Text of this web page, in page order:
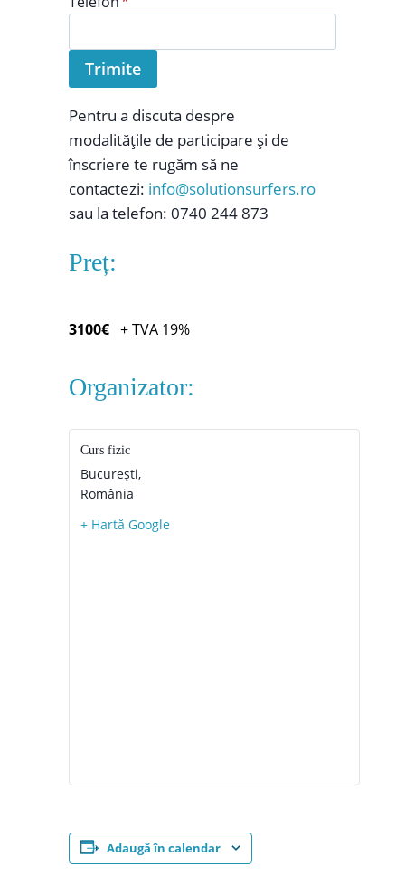
Trimite
Pentru a discuta despre
modalitățile de participare și de
înscriere te rugăm să ne
contactezi: info@solutionsurfers.ro
sau la telefon: 0740 244 873
Preț:
3100€ + TVA 19%
Organizator:
Curs fizic
București,
România
+ Hartă Google
Adaugă în calendar